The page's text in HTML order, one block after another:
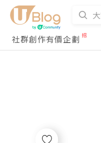
社群創作有價企劃